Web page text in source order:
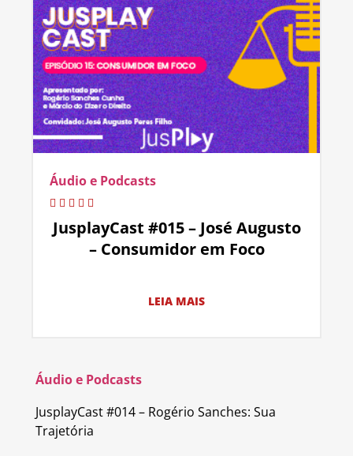
Áudio e Podcasts
JusplayCast #015 – José Augusto
– Consumidor em Foco
LEIA MAIS
Áudio e Podcasts
JusplayCast #014 – Rogério Sanches: Sua
Trajetória